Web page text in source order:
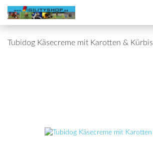
Tubidog Käsecreme mit Karotten & Kürbis